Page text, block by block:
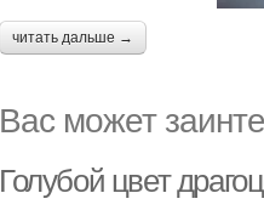
читать дальше →
Вас может
Голубой цвет